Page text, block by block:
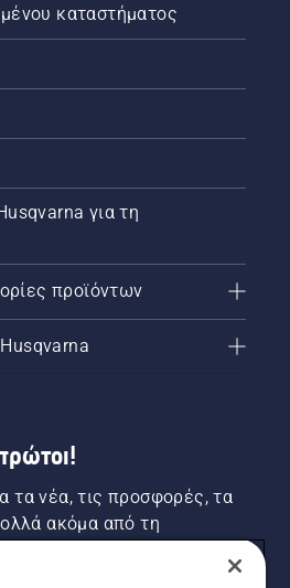
καταστήματος
για τη
προϊόντων
τα νέα, τις προσφορές, τα
ακόμα από τη